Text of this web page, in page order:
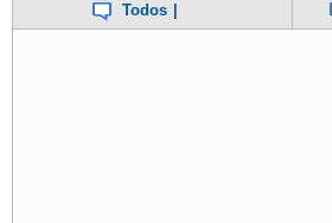
Todos